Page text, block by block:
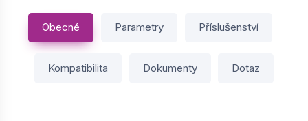
Obecné Parametry Příslušenství
Kompatibilita Dokumenty Dotaz